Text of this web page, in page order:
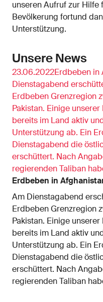
unseren Aufruf zur Hilfe
Bevölkerung fortund
Unterstützung.
Unsere News
23.06.2022Erdbeben in
Dienstagabend
Erdbeben Grenzregion
Pakistan. Einige
bereits im Land aktiv
Unterstützung ab. Ein
Dienstagabend die
erschüttert. Nach
regierenden Taliban
Erdbeben in
Am Dienstagabend
Erdbeben Grenzregion
Pakistan. Einige
bereits im Land aktiv
Unterstützung ab. Ein
Dienstagabend die
erschüttert. Nach
regierenden Taliban